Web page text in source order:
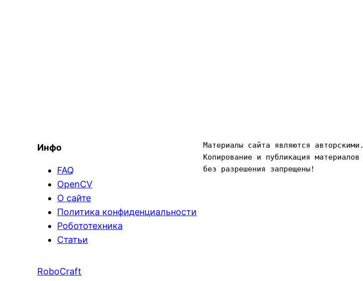
Инфо
FAQ
OpenCV
О сайте
Политика конфиденциальности
Робототехника
Статьи
Материалы сайта являются авторскими.
Копирование и публикация материалов
без разрешения запрещены!
RoboCraft